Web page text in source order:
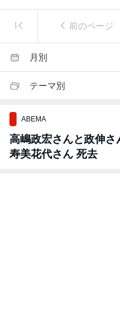
前のページ
月別
テーマ別
ABEMA
高嶋政宏さんと政伸さ
寿美花代さん 死去